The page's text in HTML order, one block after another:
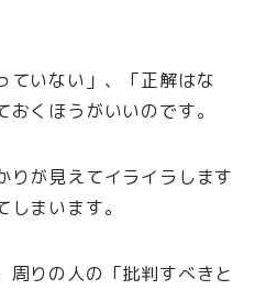
ていない」、「正解はな
くほうがいいのです。
りが見えてイライラします
まいます。
周りの人の「批判すべきと